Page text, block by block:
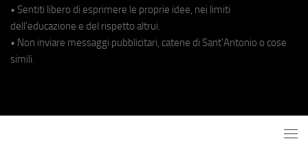
• Sentiti libero di esprimere le proprie idee, nei limiti
dell'educazione e del rispetto altrui.
• Non inviare messaggi pubblicitari, catene di Sant'Antonio o cose
simili.